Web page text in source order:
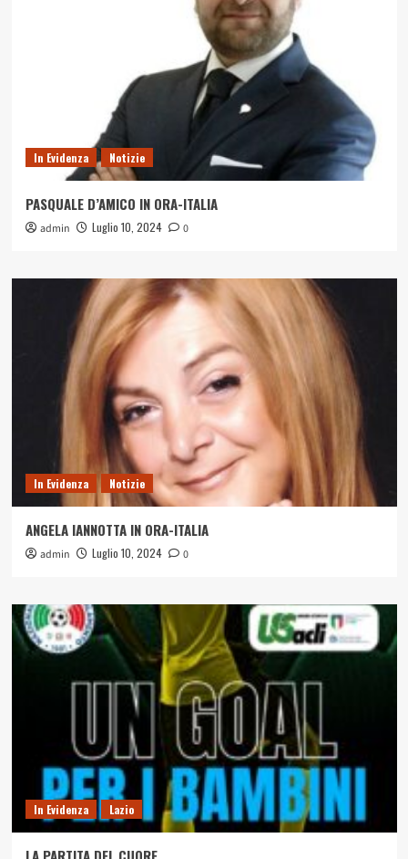
In Evidenza Notizie
PASQUALE D’AMICO IN ORA-ITALIA
admin Luglio 10, 2024 0
In Evidenza Notizie
ANGELA IANNOTTA IN ORA-ITALIA
admin Luglio 10, 2024 0
In Evidenza Lazio